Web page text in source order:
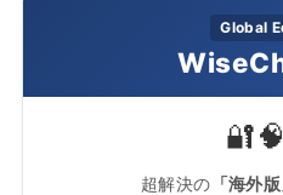
Global
🔐🧠
超解決の 「海外版